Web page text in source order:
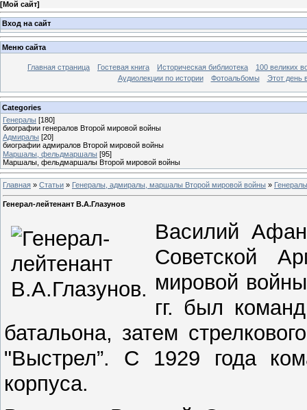
[Мой сайт]
Вход на сайт
Меню сайта
Главная страница Гостевая книга Историческая библиотека
100 великих
Аудиолекции по истории
Фотоальбомы Этот день
Categories
Генералы [180]
биографии генералов Второй мировой войны
Адмиралы [20]
биографии адмиралов Второй мировой войны
Маршалы, фельдмаршалы [95]
Маршалы, фельдмаршалы Второй мировой войны
Главная » Статьи » Генералы, адмиралы, маршалы Второй мировой войны » Генералы
Генерал-лейтенант В.А.Глазунов
Василий
Советской
мировой
гг. был
батальона, затем
"Выстрел”. С 1929 года
корпуса.